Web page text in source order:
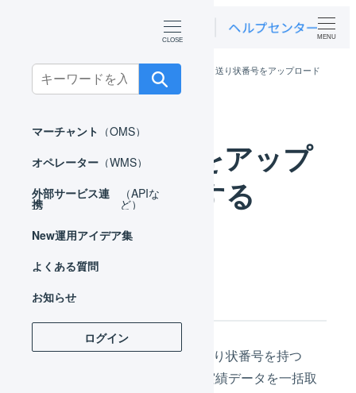
Search
for:
マーチャント （OMS）
オペレーター （WMS）
外部サービス連
携
（APIな
ど）
New運用アイデア集
よくある質問
お知らせ
ログイン
MENU
オペレーター 出荷作業
送り状番号をアップロード
する
送り状番号をアップ
ロードする
はじめに
LOGILESSの出荷管理番号と送り状番号を持つ
CSVファイルがあれば、出荷実績データを一括取